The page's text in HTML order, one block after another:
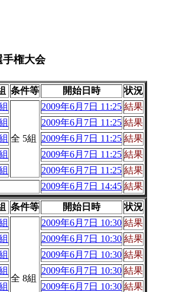
権大会
条件等 開始日時
状況
全 5組
2009年6月7日 11:25 結果
2009年6月7日 11:25 結果
2009年6月7日 11:25 結果
2009年6月7日 11:25 結果
2009年6月7日 11:25 結果
2009年6月7日 14:45 結果
条件等 開始日時
状況
全 8組
2009年6月7日 10:30 結果
2009年6月7日 10:30 結果
2009年6月7日 10:30 結果
2009年6月7日 10:30 結果
2009年6月7日 10:30 結果